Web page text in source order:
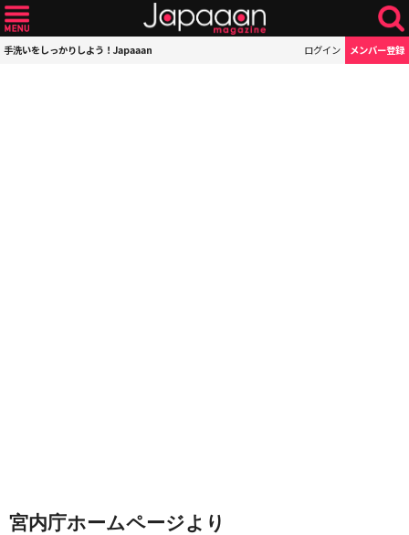
手洗いをしっかりしよう！Japaaan ログイン メンバー登録
宮内庁ホームページより